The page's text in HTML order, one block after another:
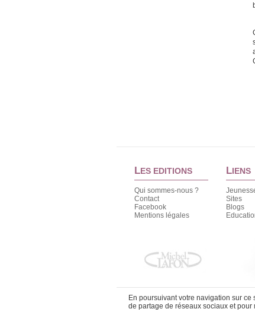
LES EDITIONS
Qui sommes-nous ?
Contact
Facebook
Mentions légales
LIENS
Sites
Blogs
En poursuivant votre navigation sur
de partage de réseaux sociaux et